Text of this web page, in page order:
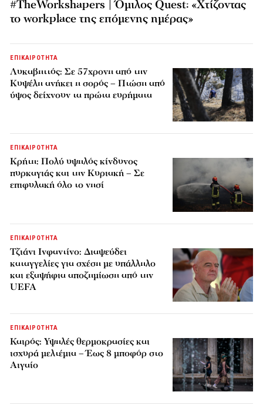
#TheWorkshapers | Όμιλος Quest: «Χτίζοντας
το workplace της επόμενης ημέρας»
ΕΠΙΚΑΙΡΟΤΗΤΑ
Λυκαβηττός: Σε 57χρονη από την
Κυψέλη ανήκει η σορός – Πτώση από
ύψος δείχνουν τα πρώτα ευρήματα
ΕΠΙΚΑΙΡΟΤΗΤΑ
Κρήτη: Πολύ υψηλός κίνδυνος
πυρκαγιάς και την Κυριακή – Σε
επιφυλακή όλο το νησί
ΕΠΙΚΑΙΡΟΤΗΤΑ
Τζιάνι Ινφαντίνο: Διαψεύδει
καταγγελίες για σχέση με υπάλληλο
και εξαψήφια αποζημίωση από την
UEFA
ΕΠΙΚΑΙΡΟΤΗΤΑ
Καιρός: Υψηλές θερμοκρασίες και
ισχυρά μελτέμια – Έως 8 μποφόρ στο
Αιγαίο